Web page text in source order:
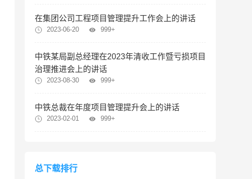
在集团公司工程项目管理提升工作会上的讲话
2023-06-20 999+
中铁某局副总经理在2023年清收工作暨亏损项目
治理推进会上的讲话
2023-08-30 999+
中铁总裁在年度项目管理提升会上的讲话
2023-02-01 999+
总下载排行